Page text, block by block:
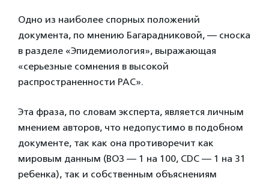
Одно из наиболее спорных положений
документа, по мнению Багарадниковой, — сноска
в разделе «Эпидемиология», выражающая
«серьезные сомнения в высокой
распространенности РАС».
Эта фраза, по словам эксперта, является личным
мнением авторов, что недопустимо в подобном
документе, так как она противоречит как
мировым данным (ВОЗ — 1 на 100, CDC — 1 на 31
ребенка), так и собственным объяснениям